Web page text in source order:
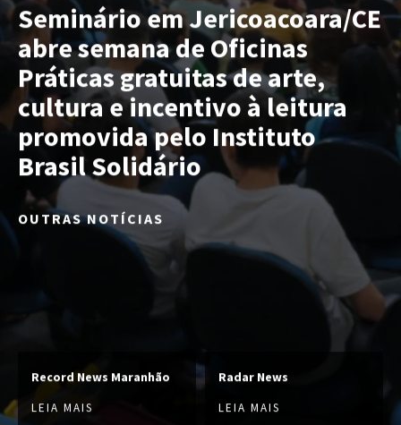
Seminário em Jericoacoara/CE
abre semana de Oficinas
Práticas gratuitas de arte,
cultura e incentivo à leitura
promovida pelo Instituto
Brasil Solidário
OUTRAS NOTÍCIAS
Record News Maranhão
LEIA MAIS
Radar News
LEIA MAIS